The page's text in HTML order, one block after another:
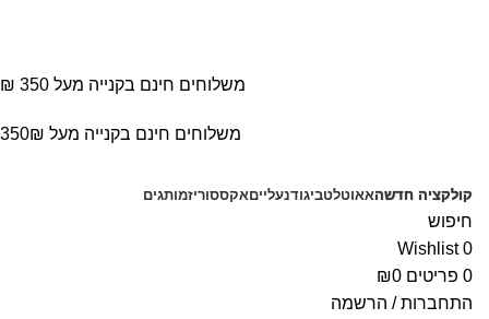
קולקציה חדשהאאוטלטביגודנעלייםאקססוריזמותגים
חיפוש
0
Wishlist
0 פריטים ₪0
התחברות / הרשמה
משלוחים חינם בקנייה מעל 350 ₪
משלוחים חינם בקנייה מעל 350₪